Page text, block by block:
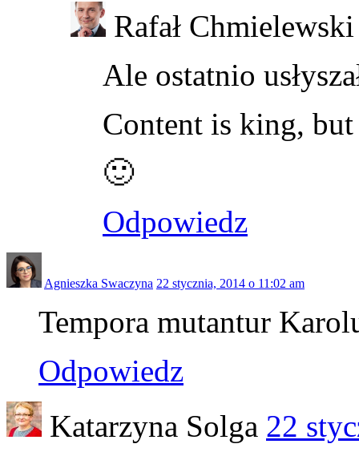
Rafał Chmielewski
Ale ostatnio
Content is king,
🙂
Odpowiedz
Agnieszka Swaczyna 22 stycznia, 2014 o 11:02 am
Tempora mutantur
Odpowiedz
Katarzyna Solga 22